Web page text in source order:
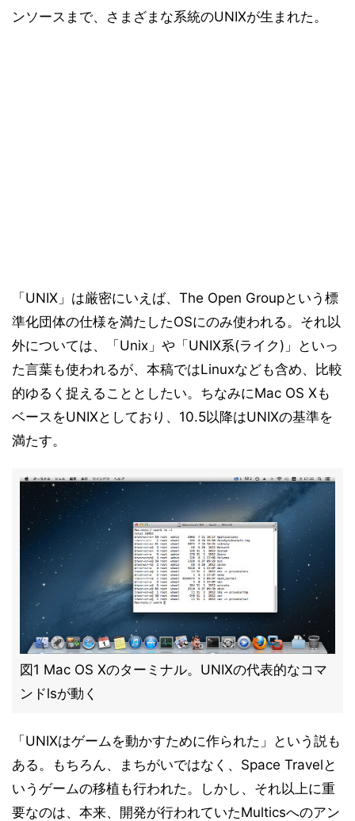
ンソースまで、さまざまな系統のUNIXが生まれた。
「UNIX」は厳密にいえば、The Open Groupという標
準化団体の仕様を満たしたOSにのみ使われる。それ以
外については、「Unix」や「UNIX系(ライク)」といっ
た言葉も使われるが、本稿ではLinuxなども含め、比較
的ゆるく捉えることとしたい。ちなみにMac OS Xも
ベースをUNIXとしており、10.5以降はUNIXの基準を
満たす。
図1 Mac OS Xのターミナル。UNIXの代表的なコマ
ンドlsが動く
「UNIXはゲームを動かすために作られた」という説も
ある。もちろん、まちがいではなく、Space Travelと
いうゲームの移植も行われた。しかし、それ以上に重
要なのは、本来、開発が行われていたMulticsへのアン